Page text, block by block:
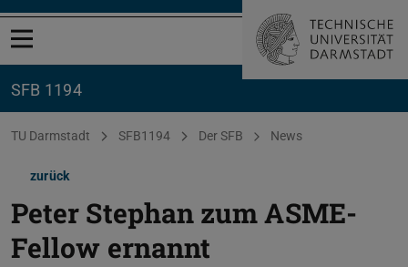
Menü öffnen
SFB 1194
Sie befinden sich hier:
TU Darmstadt SFB1194 Der SFB News
zurück
Peter Stephan zum ASME-
Fellow ernannt